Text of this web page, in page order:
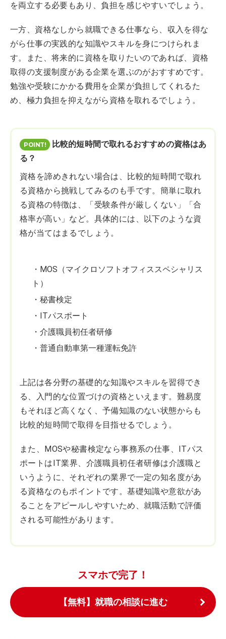
を両立する必要もあり、負担を感じやすいでしょう。
一方、資格なしから就職できる仕事なら、収入を得な
がら仕事の実践的な知識やスキルを身につけられま
す。また、将来的に資格を取りたいのであれば、資格
取得の支援制度がある企業を選ぶのがおすすめです。
勉強や受験にかかる費用を企業が負担してくれるた
め、極力負担を抑えながら資格を取れるでしょう。
比較的短時間で取れるおすすめの資格はあ
る？
資格を諦めきれない場合は、比較的短時間で取れ
る資格から挑戦してみるのも手です。簡単に取れ
る資格の特徴は、「受験条件が厳しくない」「合
格率が高い」など。具体的には、以下のような資
格が当てはまるでしょう。
・MOS（マイクロソフトオフィススペシャリス
ト）
・秘書検定
・ITパスポート
・介護職員初任者研修
・普通自動車第一種運転免許
上記は各分野の基礎的な知識やスキルを習得でき
る、入門的な位置づけの資格といえます。難易度
もそれほど高くなく、予備知識のない状態からも
比較的短時間で取得を目指せるでしょう。
また、MOSや秘書検定なら事務系の仕事、ITパス
ポートはIT業界、介護職員初任者研修は介護職と
いうように、それぞれの業界で一定の知名度があ
る資格なのもポイントです。基礎知識や意欲があ
ることをアピールしやすいため、就職活動で評価
される可能性があります。
スマホで完了！
【無料】就職の相談に進む